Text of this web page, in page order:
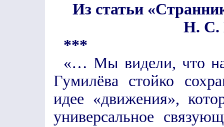
Из статьи
Н. С.
***
«… Мы видели, что на
Гумилёва стойко
идее «движения»,
универсальное